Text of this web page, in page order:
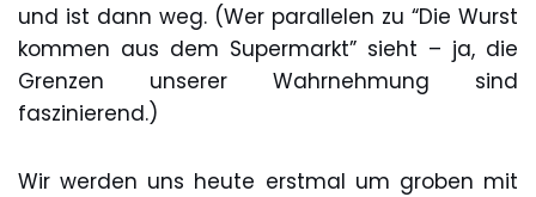
und ist dann weg. (Wer parallelen zu “Die Wurst
kommen aus dem Supermarkt” sieht – ja, die
Grenzen unserer Wahrnehmung sind
faszinierend.)
Wir werden uns heute erstmal um groben mit